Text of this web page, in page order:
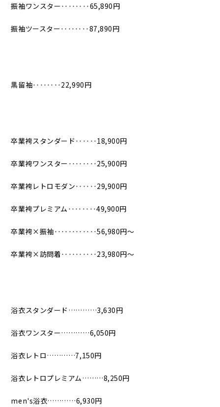
振袖ワンスター‥‥‥‥65,890円
振袖ツースター‥‥‥‥87,890円
黒留袖‥‥‥‥22,990円
卒業袴スタンダード‥‥‥18,900円
卒業袴ワンスター‥‥‥‥25,900円
卒業袴レトロモダン‥‥‥29,900円
卒業袴プレミアム‥‥‥‥49,900円
卒業袴×振袖‥‥‥‥‥‥56,980円〜
卒業袴×訪問着‥‥‥‥‥23,980円〜
浴衣スタンダード…………3,630円
浴衣ワンスター…………6,050円
浴衣レトロ…………7,150円
浴衣レトロプレミアム………8,250円
men's浴衣…………6,930円